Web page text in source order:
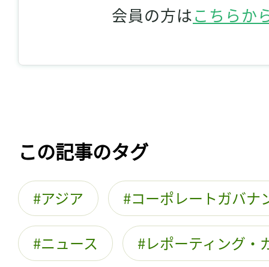
会員の方はこちらか
この記事のタグ
アジア コーポレートガバナ
ニュース レポーティング・